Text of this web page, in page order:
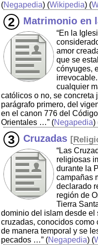
(Negapedia) (Wikipedia) (
Matrimonio en
“En la
amor
que se
cónyuges,
cualquier
católicos o no, se concreta
parágrafo primero, del
en el canon 776 del
Orientales …” (Negapedia)
Cruzadas [
“Las
religiosas
durante la
campañas
declarado
región de
Tierra
dominio del islam desde el
cruzadas, conocidos como
de manera temporal y se
pecados …” (Negapedia) (